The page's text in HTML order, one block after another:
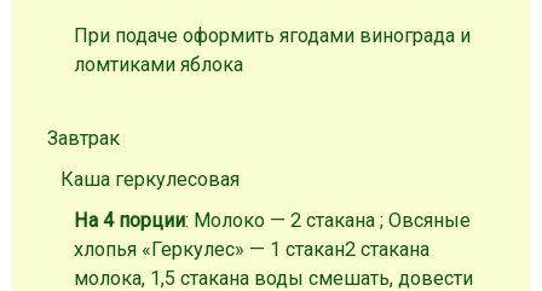
При подаче оформить ягодами винограда и
ломтиками яблока
Завтрак
Каша геркулесовая
На 4 порции: Молоко — 2 стакана ; Овсяные
хлопья «Геркулес» — 1 стакан2 стакана
молока, 1,5 стакана воды смешать, довести